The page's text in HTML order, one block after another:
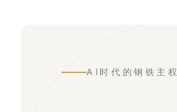
AI时代的钢铁主权